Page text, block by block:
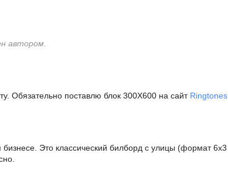
автором.
Обязательно поставлю блок 300Х600 на сайт Ringtones
Это классический билборд с улицы (формат 6x3